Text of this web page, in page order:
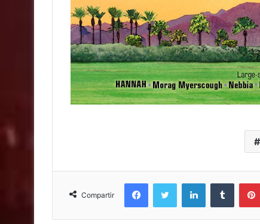
Compartir
FacebookTwitter LinkedInTumblr